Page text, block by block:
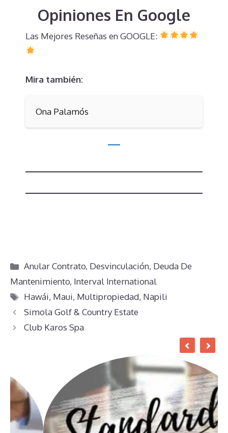
Opiniones En Google
Las Mejores Reseñas en GOOGLE:
Mira también:
Ona Palamós
Categorías
Anular Contrato, Desvinculación, Deuda De
Mantenimiento, Interval International
Etiquetas
Hawái, Maui, Multipropiedad, Napili
Simola Golf & Country Estate
Club Karos Spa